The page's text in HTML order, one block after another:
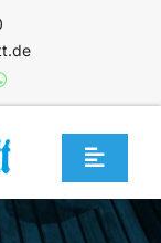
Toggle